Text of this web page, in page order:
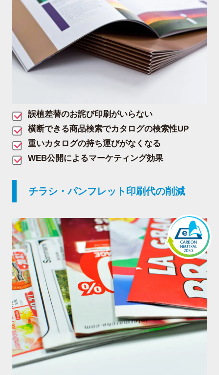
誤植差替のお詫び印刷がいらない
横断できる商品検索でカタログの検索性UP
重いカタログの持ち運びがなくなる
WEB公開によるマーケティング効果
チラシ・パンフレット印刷代の削減